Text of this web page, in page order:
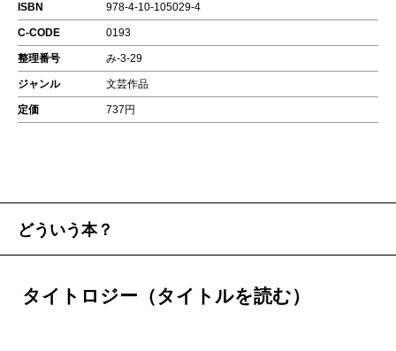
ISBN 978-4-10-105029-4
C-CODE 0193
整理番号 み-3-29
ジャンル 文芸作品
定価 737円
どういう本？
タイトロジー（タイトルを読む）